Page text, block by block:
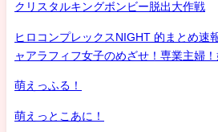
クリスタルキングボンビー脱出大作戦
ヒロコンプレックスNIGHT 的まとめ速
ャアラフィフ女子のめざせ！専業主婦
萌えっふる！
萌えっとこあに！